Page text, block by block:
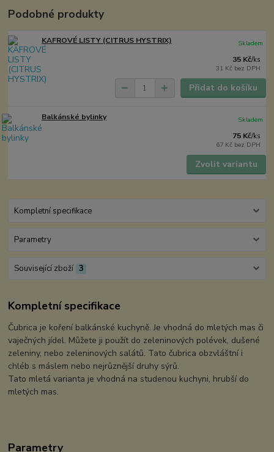
Podobné produkty
KAFROVÉ LISTY (CITRUS HYSTRIX)
35 Kč/ks
31 Kč bez DPH
Skladem
Přidat do košíku
Balkánské bylinky
75 Kč/ks
67 Kč bez DPH
Skladem
Zvolit variantu
Kompletní specifikace
Parametry
Související zboží 3
Kompletní specifikace
Čubrica je koření balkánské kuchyně. Je vhodná do mletých mas či
vaječných jídel. Můžete ji použít do zeleninových polévek, dušené
zeleniny, nebo zeleninových salátů. Tato čubrica obzvláštní i
chléb s máslem nebo nejrůznější druhy sýrů.
Tato mletá varianta je vhodná na studenou kuchyni, hrubší do
mletých mas.
Parametry